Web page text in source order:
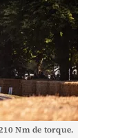
Nm de torque.